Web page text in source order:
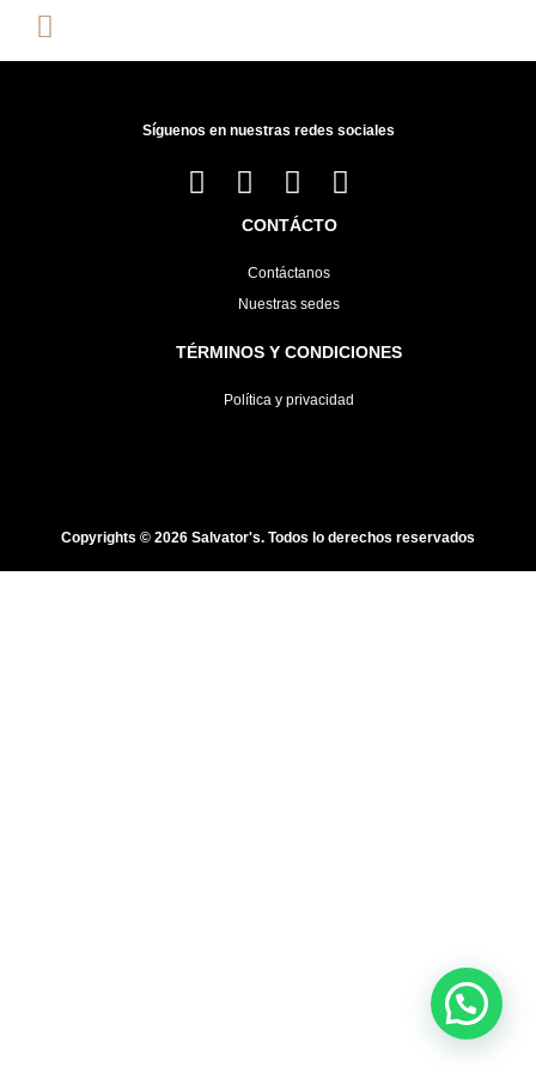
Síguenos en nuestras redes sociales
CONTÁCTO
Contáctanos
Nuestras sedes
TÉRMINOS Y CONDICIONES
Política y privacidad
Copyrights © 2026 Salvator's. Todos lo derechos reservados